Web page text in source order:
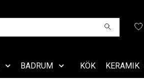
BADRUM KÖK KERAMIK